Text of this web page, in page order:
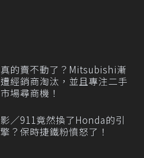
真的賣不動了？Mitsubishi漸
遭經銷商淘汰，並且專注二手
市場尋商機！
影／911竟然換了Honda的引
擎？保時捷鐵粉憤怒了！